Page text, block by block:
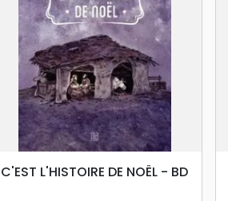
search APERÇU RAPIDE
C'EST L'HISTOIRE DE NOËL - BD